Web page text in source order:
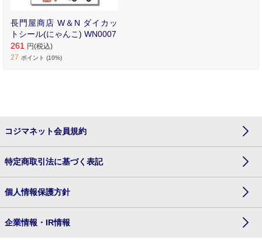
長門屋商店 W＆N ダイカッ
トシール(にゃんこ) WN0007
261 円(税込)
27 ポイント (10%)
コジマネット会員規約
特定商取引法に基づく表記
個人情報保護方針
企業情報・IR情報